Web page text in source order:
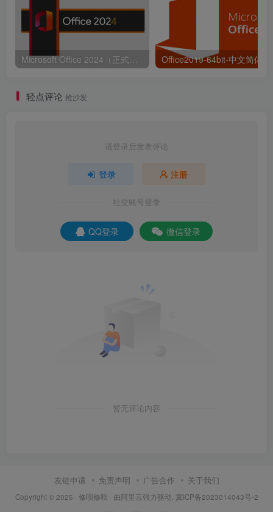
轻点评论 抢沙发
请登录后发表评论
登录 注册
社交账号登录
QQ登录 微信登录
暂无评论内容
友链申请 免责声明 广告合作 关于我们
Copyright © 2025 · 修呗修呗 · 由阿里云强力驱动. 冀ICP备2023014043号-2